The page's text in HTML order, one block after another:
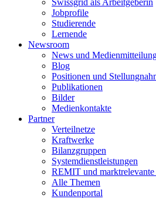
Swissgrid als Arbeitgeberin
Jobprofile
Studierende
Lernende
Newsroom
News und
Blog
Positionen und
Publikationen
Bilder
Medienkontakte
Partner
Verteilnetze
Kraftwerke
Bilanzgruppen
Systemdienstleistungen
REMIT und
Alle Themen
Kundenportal